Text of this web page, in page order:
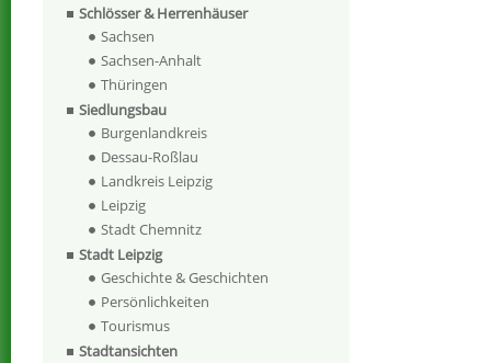
Schlösser & Herrenhäuser
Sachsen
Sachsen-Anhalt
Thüringen
Siedlungsbau
Burgenlandkreis
Dessau-Roßlau
Landkreis Leipzig
Leipzig
Stadt Chemnitz
Stadt Leipzig
Geschichte & Geschichten
Persönlichkeiten
Tourismus
Stadtansichten